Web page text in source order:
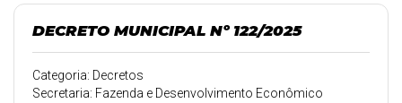
DECRETO MUNICIPAL Nº 122/2025
Categoria: Decretos
Secretaria: Fazenda e Desenvolvimento Econômico